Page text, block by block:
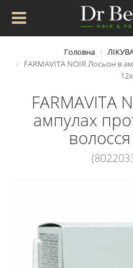
Головна
FARMAVITA NOIR Лосьон в
FARMAVITA
ампулах